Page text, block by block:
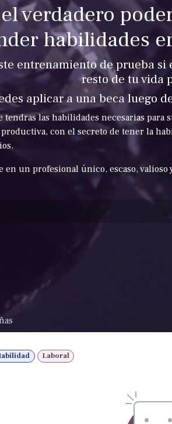
verdadero
habilidades
entrenamiento de prueba si
resto de tu vida
aplicar a una beca luego
tendras las habilidades necesarias
con el secreto de tener la
en un profesional único, escaso, valioso
Laboral